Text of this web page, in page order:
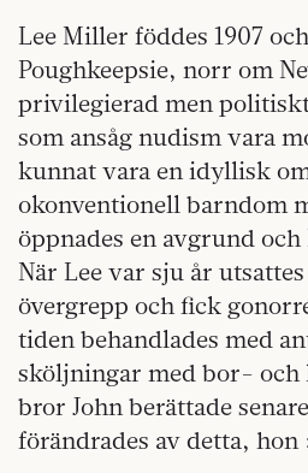
Lee Miller föddes 1907
Poughkeepsie, norr om
privilegierad men
som ansåg nudism vara
kunnat vara en idyllisk
okonventionell barndom
öppnades en avgrund
När Lee var sju år
övergrepp och fick
tiden behandlades med
sköljningar med bor- och
bror John berättade
förändrades av detta,